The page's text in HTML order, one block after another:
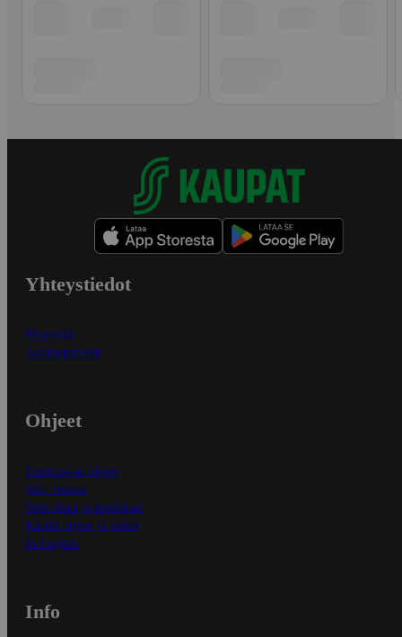
Yhteystiedot
Myymälät
Asiakaspalvelu
Ohjeet
Ensitilaajan ohjeet
Näin maksat
Näin tilaat ja muokkaat
Kaikki ohjeet ja vinkit
In English
Info